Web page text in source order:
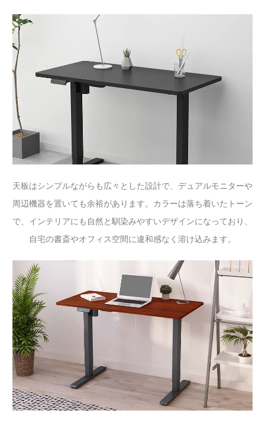
天板はシンプルながらも広々とした設計で、デュアルモニターや
周辺機器を置いても余裕があります。カラーは落ち着いたトーン
で、インテリアにも自然と馴染みやすいデザインになっており、
自宅の書斎やオフィス空間に違和感なく溶け込みます。